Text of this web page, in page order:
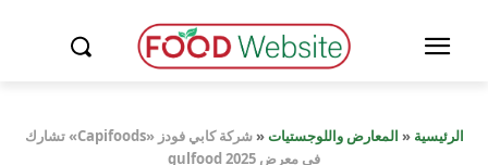
الرئيسية « المعارض واللوجستيات«
شركة كابي فودز «Capifoods» تشارك
في معرض gulfood 2025